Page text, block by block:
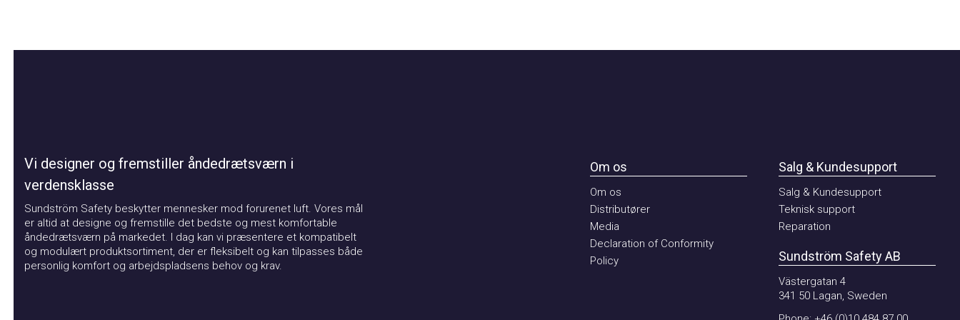
Vi designer og fremstiller åndedrætsværn i
verdensklasse
Sundström Safety beskytter mennesker mod forurenet luft. Vores mål
er altid at designe og fremstille det bedste og mest komfortable
åndedrætsværn på markedet. I dag kan vi præsentere et kompatibelt
og modulært produktsortiment, der er fleksibelt og kan tilpasses både
personlig komfort og arbejdspladsens behov og krav.
Om os
Om os
Distributører
Media
Declaration of Conformity
Policy
Salg & Kundesupport
Salg & Kundesupport
Teknisk support
Reparation
Sundström Safety AB
Västergatan 4
341 50 Lagan, Sweden